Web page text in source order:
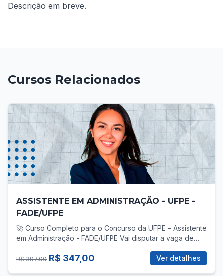
Descrição em breve.
Cursos Relacionados
ASSISTENTE EM ADMINISTRAÇÃO - UFPE -
FADE/UFPE
🚀 Curso Completo para o Concurso da UFPE – Assistente
em Administração - FADE/UFPE Vai disputar a vaga de
você precisa de uma preparação direcionada, com foco
total no que realmente cobra! 📚 O que você vai
R$ 397,00 R$ 347,00 Ver detalhes